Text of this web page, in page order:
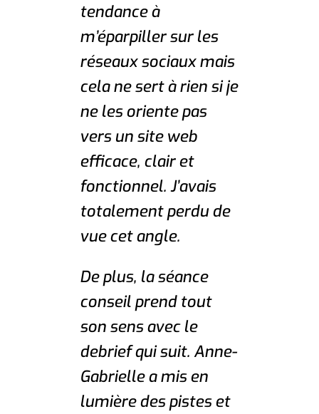
tendance à
m’éparpiller sur les
réseaux sociaux mais
cela ne sert à rien si je
ne les oriente pas
vers un site web
efficace, clair et
fonctionnel. J’avais
totalement perdu de
vue cet angle.
De plus, la séance
conseil prend tout
son sens avec le
debrief qui suit. Anne-
Gabrielle a mis en
lumière des pistes et